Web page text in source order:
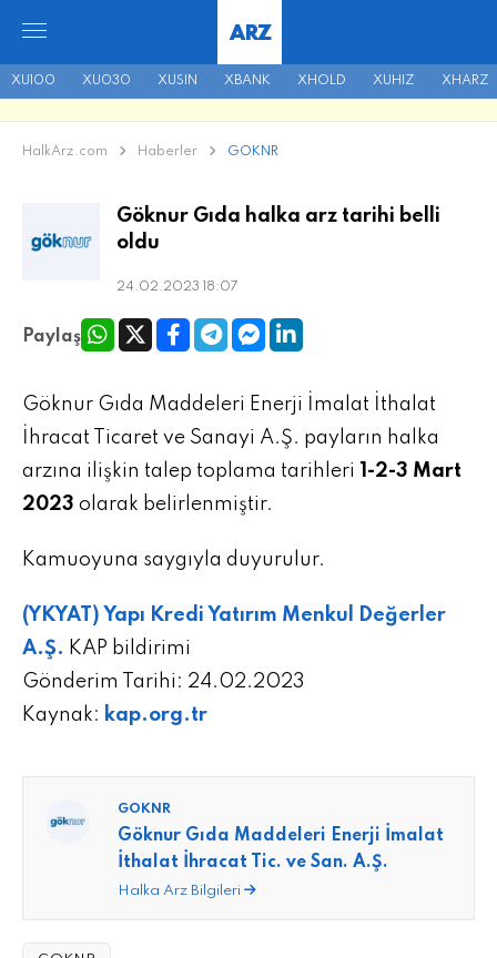
XU100 XU030 XUSIN XBANK XHOLD XUHIZ XHARZ
ARZ
HalkArz.com Haberler GOKNR
Göknur Gıda halka arz tarihi belli
oldu
24.02.2023 18:07
Paylaş
Göknur Gıda Maddeleri Enerji İmalat İthalat
İhracat Ticaret ve Sanayi A.Ş. payların halka
arzına ilişkin talep toplama tarihleri 1-2-3 Mart
2023 olarak belirlenmiştir.
Kamuoyuna saygıyla duyurulur.
(YKYAT) Yapı Kredi Yatırım Menkul Değerler
A.Ş. KAP bildirimi
Gönderim Tarihi: 24.02.2023
Kaynak: kap.org.tr
GOKNR
Göknur Gıda Maddeleri Enerji İmalat
İthalat İhracat Tic. ve San. A.Ş.
Halka Arz Bilgileri